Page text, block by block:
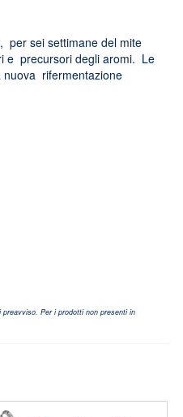
per sei settimane del mite
e precursori degli aromi. Le
nuova rifermentazione
Per i prodotti non presenti in